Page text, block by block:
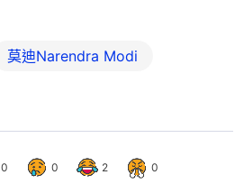
莫迪Narendra Modi
0 0 2 0